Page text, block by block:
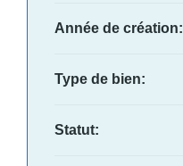
Année de création:
Type de bien:
Statut: